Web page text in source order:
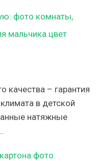
фото комнаты,
мальчика цвет
качества – гарантия
в детской
натяжные
фото